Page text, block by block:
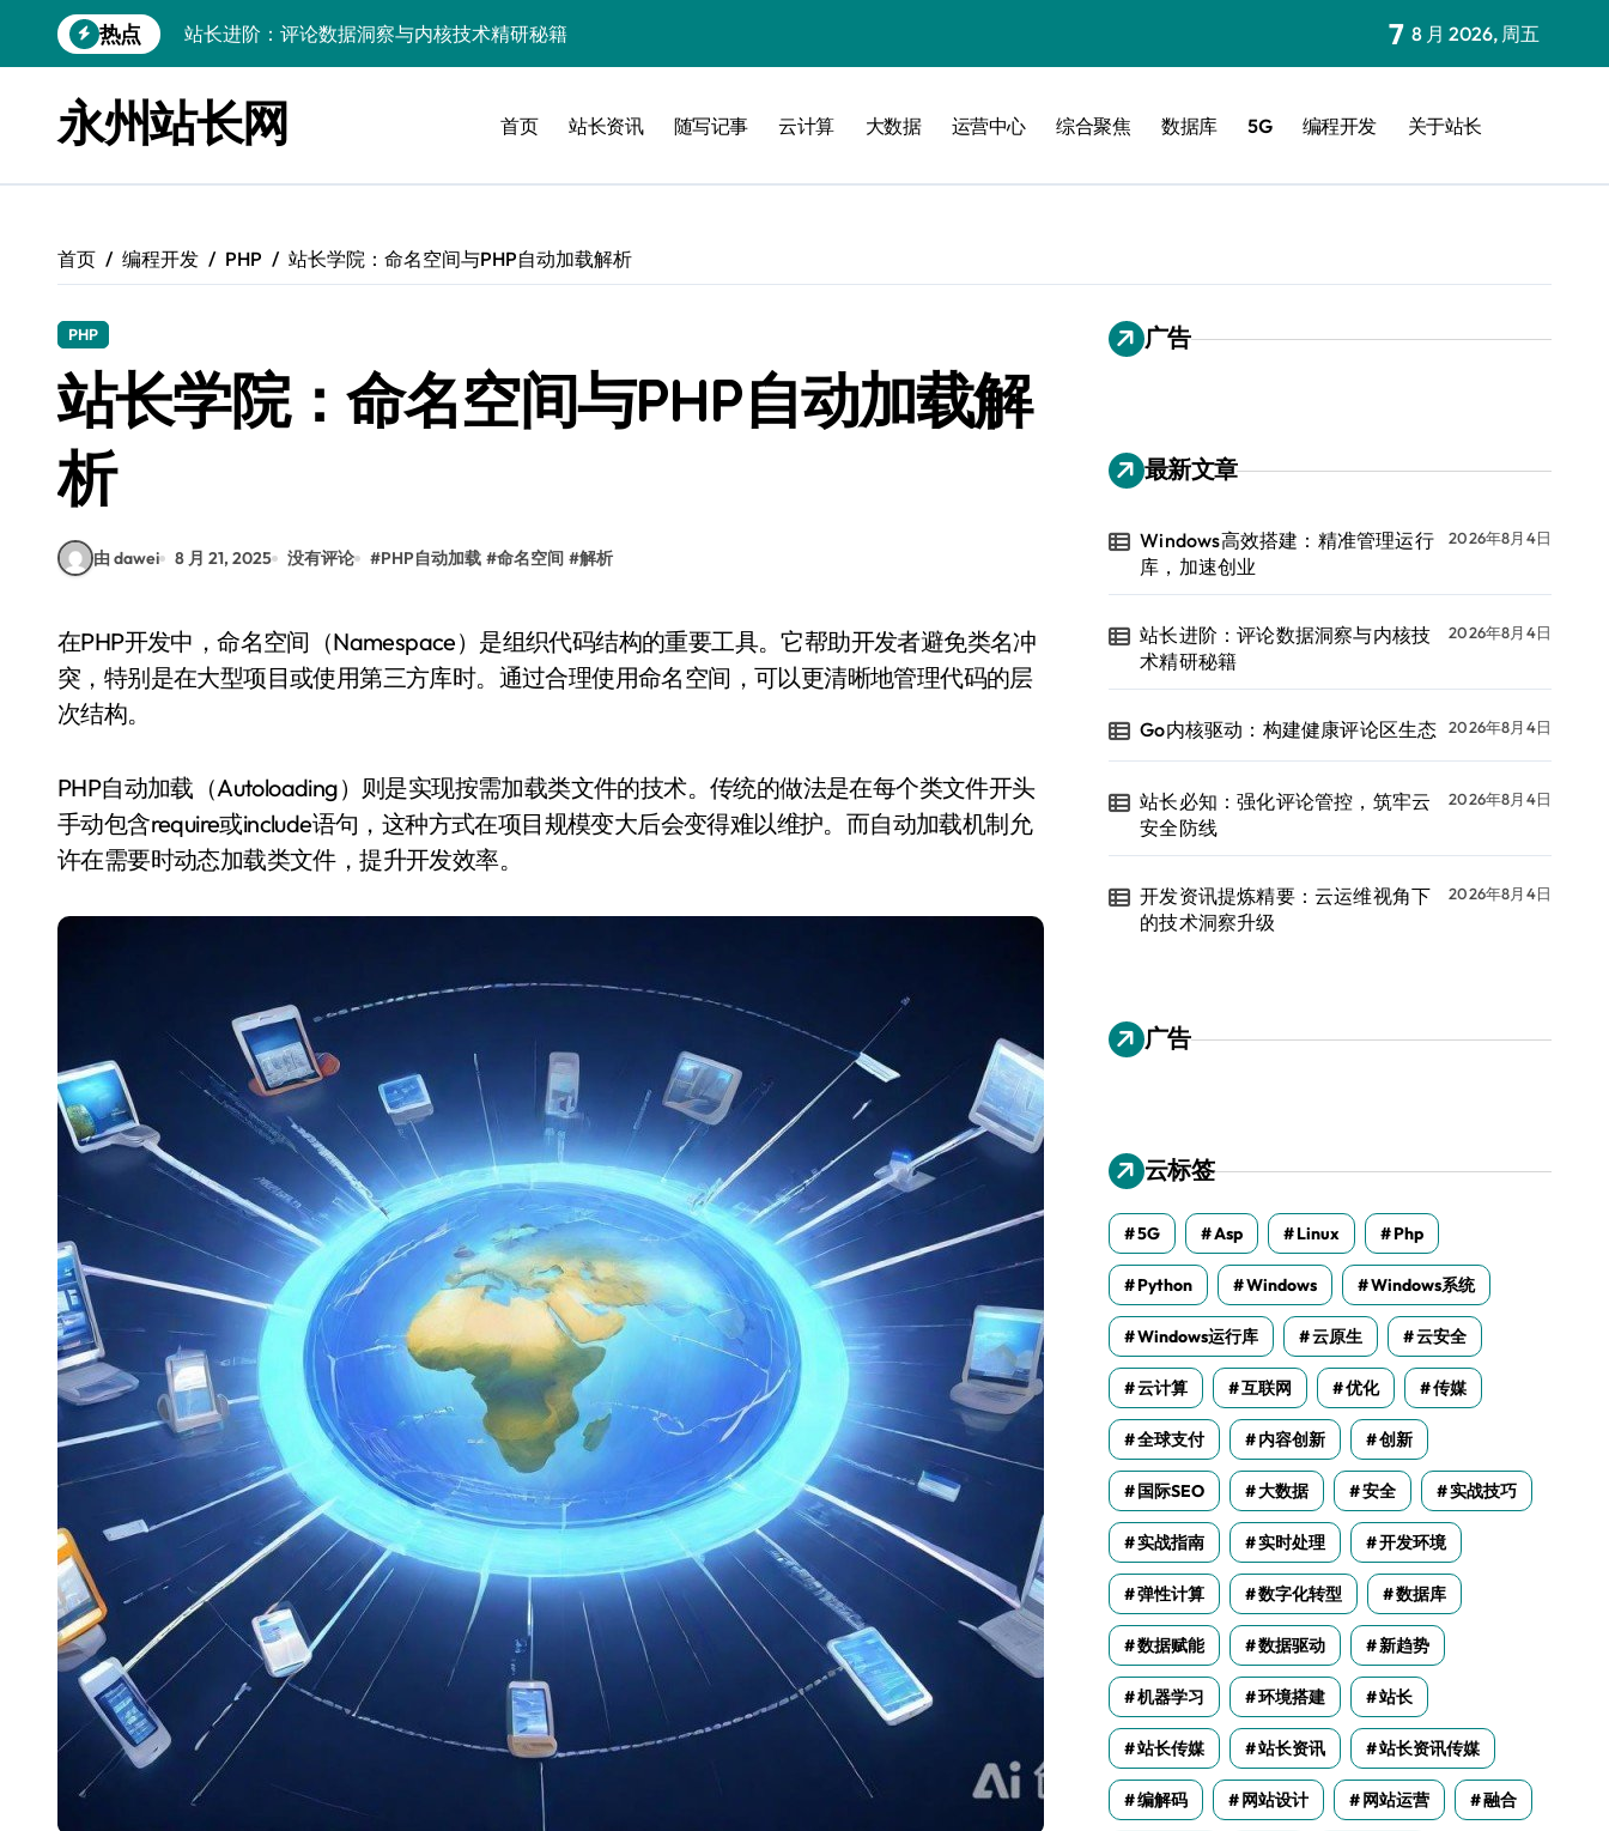
到
热点
Go内核驱动：构建健康评论区生态
开发资讯提炼精要：云运维视角下的技术洞察升级
Windows运行库高效管理核心策略
云安全护航传媒：数据驱动新防线
弹性计算赋能Android云架构性能跃迁
Windows高效搭建：精准管理运行库，加速创业
7 8 月 2026, 周五
永州站长网 首页 站长资讯 随写记事 云计算 大数据 运营中心 综合聚焦 数据库 5G 编程开发 关于站长
首页 编程开发 PHP 站长学院：命名空间与PHP自动加载解析
PHP
站长学院：命名空间与PHP自动加载解
析
由 dawei 8 月 21, 2025 没有评论 #PHP自动加载 #命名空间 #解析
在PHP开发中，命名空间（Namespace）是组织代码结构的重要工具。它帮助开发者避免类名冲
突，特别是在大型项目或使用第三方库时。通过合理使用命名空间，可以更清晰地管理代码的层
次结构。
PHP自动加载（Autoloading）则是实现按需加载类文件的技术。传统的做法是在每个类文件开头
手动包含require或include语句，这种方式在项目规模变大后会变得难以维护。而自动加载机制允
许在需要时动态加载类文件，提升开发效率。
广告
最新文章
Windows高效搭建：精准管理运行
库，加速创业
2026年8月4日
站长进阶：评论数据洞察与内核技
术精研秘籍
2026年8月4日
Go内核驱动：构建健康评论区生态 2026年8月4日
站长必知：强化评论管控，筑牢云
安全防线
2026年8月4日
开发资讯提炼精要：云运维视角下
的技术洞察升级
2026年8月4日
广告
云标签
5G Asp Linux Php
Python Windows Windows系统
Windows运行库 云原生 云安全
云计算 互联网 优化 传媒
全球支付 内容创新 创新
国际SEO 大数据 安全 实战技巧
实战指南 实时处理 开发环境
弹性计算 数字化转型 数据库
数据赋能 数据驱动 新趋势
机器学习 环境搭建 站长
站长传媒 站长资讯 站长资讯传媒
编解码 网站设计 网站运营 融合